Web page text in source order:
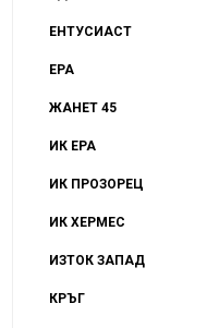
ЕНТУСИАСТ
ЕРА
ЖАНЕТ 45
ИК ЕРА
ИК ПРОЗОРЕЦ
ИК ХЕРМЕС
ИЗТОК ЗАПАД
КРЪГ